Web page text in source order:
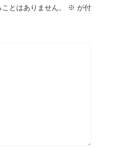
とはありません。 ※ が付